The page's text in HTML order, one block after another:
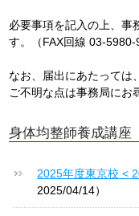
必要事項を記入の上、事
す。（FAX回線 03-5980-
なお、届出にあたっては
ご不明な点は事務局にお
身体均整師養成講
2025年度東京校 <
2025/04/14）